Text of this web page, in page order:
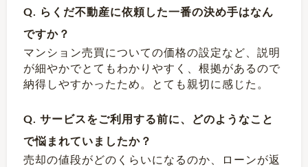
Q. らくだ不動産に依頼した一番の決め手はなん
ですか？
マンション売買についての価格の設定など、説明
が細やかでとてもわかりやすく、根拠があるので
納得しやすかったため。とても親切に感じた。
Q. サービスをご利用する前に、どのようなこと
で悩まれていましたか？
売却の値段がどのくらいになるのか、ローンが返